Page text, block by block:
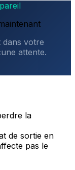
dans votre
attente.
la
de sortie en
pas le